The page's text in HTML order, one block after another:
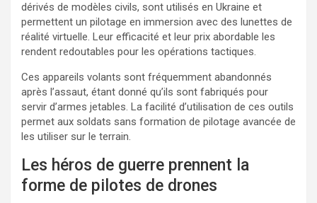
dérivés de modèles civils, sont utilisés en Ukraine et
permettent un pilotage en immersion avec des lunettes de
réalité virtuelle. Leur efficacité et leur prix abordable les
rendent redoutables pour les opérations tactiques.
Ces appareils volants sont fréquemment abandonnés
après l’assaut, étant donné qu’ils sont fabriqués pour
servir d’armes jetables. La facilité d’utilisation de ces outils
permet aux soldats sans formation de pilotage avancée de
les utiliser sur le terrain.
Les héros de guerre prennent la
forme de pilotes de drones